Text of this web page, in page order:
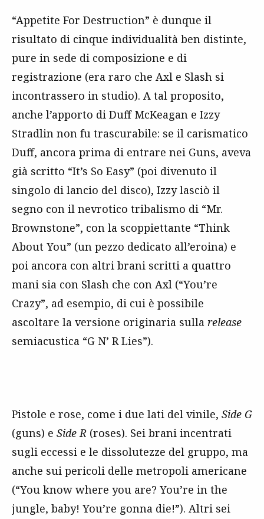
“Appetite For Destruction” è dunque il
risultato di cinque individualità ben distinte,
pure in sede di composizione e di
registrazione (era raro che Axl e Slash si
incontrassero in studio). A tal proposito,
anche l’apporto di Duff McKeagan e Izzy
Stradlin non fu trascurabile: se il carismatico
Duff, ancora prima di entrare nei Guns, aveva
già scritto “It’s So Easy” (poi divenuto il
singolo di lancio del disco), Izzy lasciò il
segno con il nevrotico tribalismo di “Mr.
Brownstone”, con la scoppiettante “Think
About You” (un pezzo dedicato all’eroina) e
poi ancora con altri brani scritti a quattro
mani sia con Slash che con Axl (“You’re
Crazy”, ad esempio, di cui è possibile
ascoltare la versione originaria sulla release
semiacustica “G N’ R Lies”).
Pistole e rose, come i due lati del vinile, Side G
(guns) e Side R (roses). Sei brani incentrati
sugli eccessi e le dissolutezze del gruppo, ma
anche sui pericoli delle metropoli americane
(“You know where you are? You’re in the
jungle, baby! You’re gonna die!”). Altri sei